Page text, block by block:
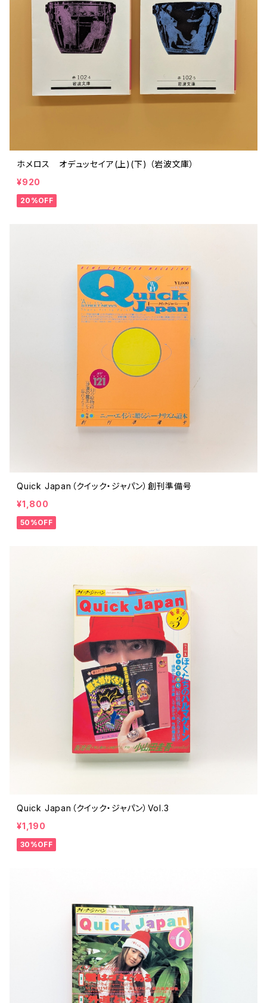
ホメロス オデュッセイア(上)(下) （岩波文庫）
¥920
20%OFF
Quick Japan（クイック・ジャパン）創刊準備号
¥1,800
50%OFF
Quick Japan（クイック・ジャパン）Vol.3
¥1,190
30%OFF